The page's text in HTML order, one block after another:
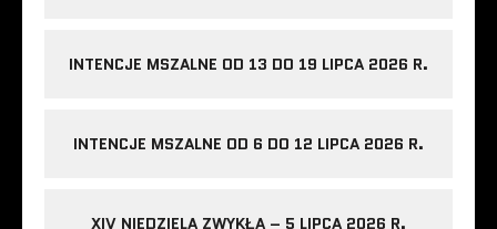
INTENCJE MSZALNE OD 13 DO 19 LIPCA 2026 R.
INTENCJE MSZALNE OD 6 DO 12 LIPCA 2026 R.
XIV NIEDZIELA ZWYKŁA – 5 LIPCA 2026 R.